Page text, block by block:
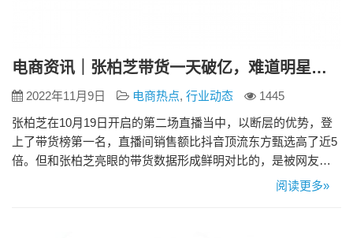
电商资讯｜张柏芝带货一天破亿，难道明星的流量时代到了吗
2022年11月9日 电商热点, 行业动态
1445
张柏芝在10月19日开启的第二场直播当中，以断层的优势，登
上了带货榜第一名，直播间销售额比抖音顶流东方甄选高了近5
倍。但和张柏芝亮眼的带货数据形成鲜明对比的，是被网友吐
槽的专业水平。 在正常直播带货过程中，张柏芝的表现却十分
阅读更多»